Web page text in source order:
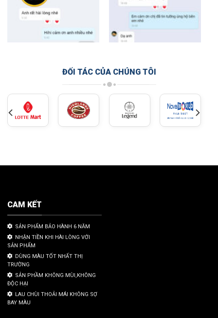
ĐỐI TÁC CỦA CHÚNG TÔI
CAM KẾT
SẢN PHẨM BẢO HÀNH 6 NĂM
NHẬN TIỀN KHI HÀI LÒNG VỚI
SẢN PHẨM
DÙNG MÀU TỐT NHẤT THỊ
TRƯỜNG
SẢN PHẦM KHÔNG MÙI,KHÔNG
ĐỘC HẠI
LAU CHÙI THOẢI MÁI KHÔNG SỢ
BAY MÀU